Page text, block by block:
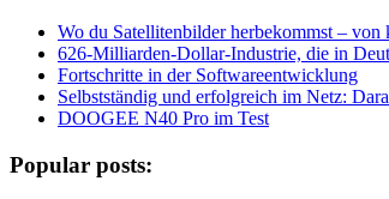
Wo du Satellitenbilder herbekommst –
626-Milliarden-Dollar-Industrie, die in
Fortschritte in der Softwareentwicklung
Selbstständig und erfolgreich im Netz:
DOOGEE N40 Pro im Test
Popular posts: